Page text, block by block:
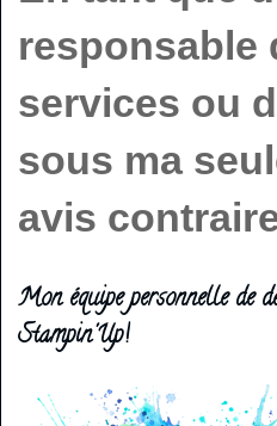
responsable
services ou
sous ma
avis
Mon équipe personnelle de
Stampin'Up!